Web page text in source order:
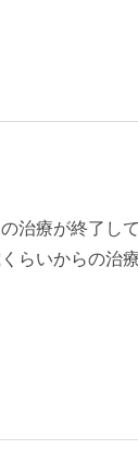
治療が終了して
らいからの治療